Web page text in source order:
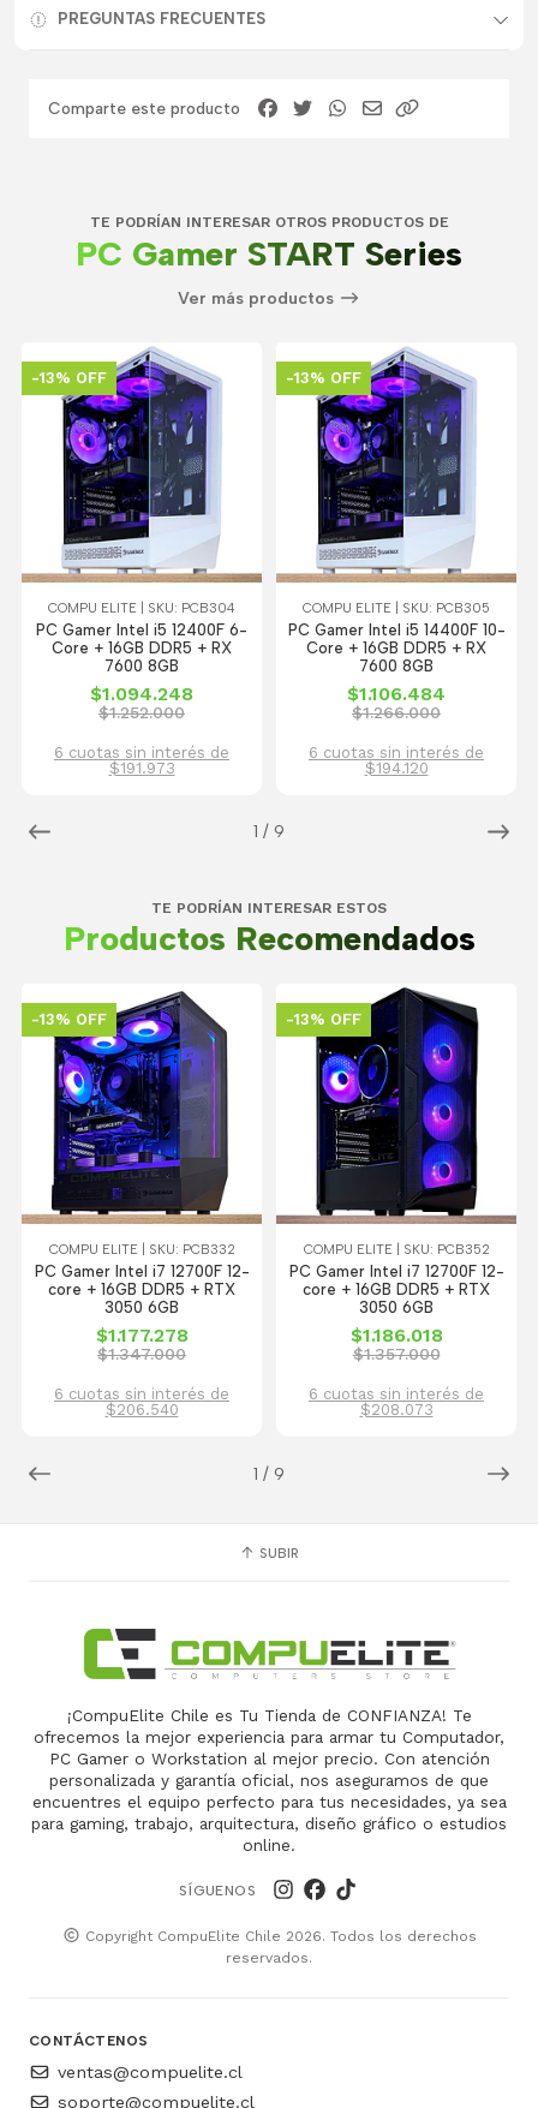
PREGUNTAS FRECUENTES
Comparte este producto
TE PODRÍAN INTERESAR OTROS PRODUCTOS DE
PC Gamer START Series
Ver más productos
1 / 9
-13% OFF
COMPU ELITE | SKU: PCB304
PC Gamer Intel i5 12400F 6-
Core + 16GB DDR5 + RX
7600 8GB
$1.094.248
$1.252.000
6 cuotas sin interés de
$191.973
-13% OFF
COMPU ELITE | SKU: PCB305
PC Gamer Intel i5 14400F 10-
Core + 16GB DDR5 + RX
7600 8GB
$1.106.484
$1.266.000
6 cuotas sin interés de
$194.120
TE PODRÍAN INTERESAR ESTOS
Productos Recomendados
1 / 9
-13% OFF
COMPU ELITE | SKU: PCB332
PC Gamer Intel i7 12700F 12-
core + 16GB DDR5 + RTX
3050 6GB
$1.177.278
$1.347.000
6 cuotas sin interés de
$206.540
-13% OFF
COMPU ELITE | SKU: PCB352
PC Gamer Intel i7 12700F 12-
core + 16GB DDR5 + RTX
3050 6GB
$1.186.018
$1.357.000
6 cuotas sin interés de
$208.073
SUBIR
¡CompuElite Chile es Tu Tienda de CONFIANZA! Te
ofrecemos la mejor experiencia para armar tu Computador,
PC Gamer o Workstation al mejor precio. Con atención
personalizada y garantía oficial, nos aseguramos de que
encuentres el equipo perfecto para tus necesidades, ya sea
para gaming, trabajo, arquitectura, diseño gráfico o estudios
online.
SÍGUENOS
Copyright CompuElite Chile 2026. Todos los derechos
reservados.
CONTÁCTENOS
ventas@compuelite.cl
soporte@compuelite.cl